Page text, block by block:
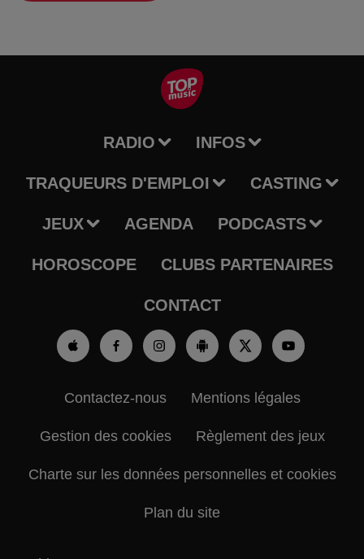
RADIO INFOS
TRAQUEURS D'EMPLOI CASTING
JEUX AGENDA PODCASTS
HOROSCOPE CLUBS PARTENAIRES
CONTACT
Contactez-nous Mentions légales
Gestion des cookies Règlement des jeux
Charte sur les données personnelles et cookies
Plan du site